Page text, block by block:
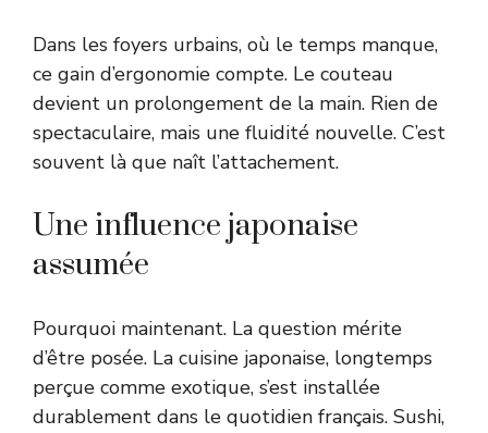
Dans les foyers urbains, où le temps manque,
ce gain d’ergonomie compte. Le couteau
devient un prolongement de la main. Rien de
spectaculaire, mais une fluidité nouvelle. C’est
souvent là que naît l’attachement.
Une influence japonaise
assumée
Pourquoi maintenant. La question mérite
d’être posée. La cuisine japonaise, longtemps
perçue comme exotique, s’est installée
durablement dans le quotidien français. Sushi,